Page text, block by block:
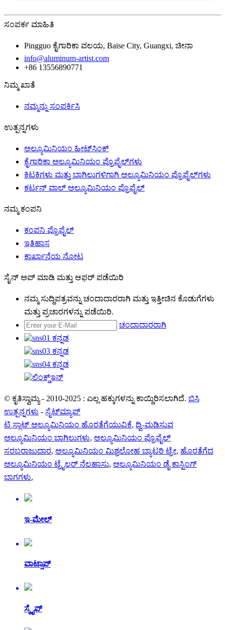
ಸಂಪರ್ಕ ಮಾಹಿತಿ
Pingguo ಕೈಗಾರಿಕಾ ವಲಯ, Baise City, Guangxi, ಚೀನಾ
info@aluminum-artist.com
+86 13556890771
ನಿಮ್ಮ ಖಾತೆ
ನಮ್ಮನ್ನು ಸಂಪರ್ಕಿಸಿ
ಉತ್ಪನ್ನಗಳು
ಅಲ್ಯೂಮಿನಿಯಂ ಹೀಟ್‌ಸಿಂಕ್
ಕೈಗಾರಿಕಾ ಅಲ್ಯೂಮಿನಿಯಂ ಪ್ರೊಫೈಲ್‌ಗಳು
ಕಿಟಕಿಗಳು ಮತ್ತು ಬಾಗಿಲುಗಳಿಗಾಗಿ ಅಲ್ಯೂಮಿನಿಯಂ ಪ್ರೊಫೈಲ್‌ಗಳು
ಕರ್ಟನ್ ವಾಲ್ ಅಲ್ಯೂಮಿನಿಯಂ ಪ್ರೊಫೈಲ್
ನಮ್ಮ ಕಂಪನಿ
ಕಂಪನಿ ಪ್ರೊಫೈಲ್
ಇತಿಹಾಸ
ಕಾರ್ಖಾನೆಯ ನೋಟ
ಸೈನ್ ಅಪ್ ಮಾಡಿ ಮತ್ತು ಆಫರ್ ಪಡೆಯಿರಿ
ನಮ್ಮ ಸುದ್ದಿಪತ್ರವನ್ನು ಚಂದಾದಾರರಾಗಿ ಮತ್ತು ಇತ್ತೀಚಿನ ಕೊಡುಗೆಗಳು
ಮತ್ತು ಪ್ರಚಾರಗಳನ್ನು ಪಡೆಯಿರಿ.
ಚಂದಾದಾರರಾಗಿ
© ಕೃತಿಸ್ವಾಮ್ಯ - 2010-2025 : ಎಲ್ಲ ಹಕ್ಕುಗಳನ್ನು ಕಾಯ್ದಿರಿಸಲಾಗಿದೆ. ಬಿಸಿ
ಉತ್ಪನ್ನಗಳು - ಸೈಟ್‌ಮ್ಯಾಪ್
ಟಿ ಸ್ಲಾಟ್ ಅಲ್ಯೂಮಿನಿಯಂ ಹೊರತೆಗೆಯುವಿಕೆ, ದ್ವಿ-ಮಡಿಸುವ
ಅಲ್ಯೂಮಿನಿಯಂ ಬಾಗಿಲುಗಳು, ಅಲ್ಯೂಮಿನಿಯಂ ಪ್ರೊಫೈಲ್
ಸರಬರಾಜುದಾರ, ಅಲ್ಯೂಮಿನಿಯಂ ಮಿಶ್ರಲೋಹ ಬ್ಯಾಟರಿ ಟ್ರೇ, ಹೊರತೆಗೆದ
ಅಲ್ಯೂಮಿನಿಯಂ ಟ್ರೈಲರ್ ನೆಲಹಾಸು, ಅಲ್ಯೂಮಿನಿಯಂ ಡೈ ಕಾಸ್ಟಿಂಗ್
ಭಾಗಗಳು,
ಇ-ಮೇಲ್
ವಾಟ್ಸಾಪ್
ಸ್ಕೈಪ್